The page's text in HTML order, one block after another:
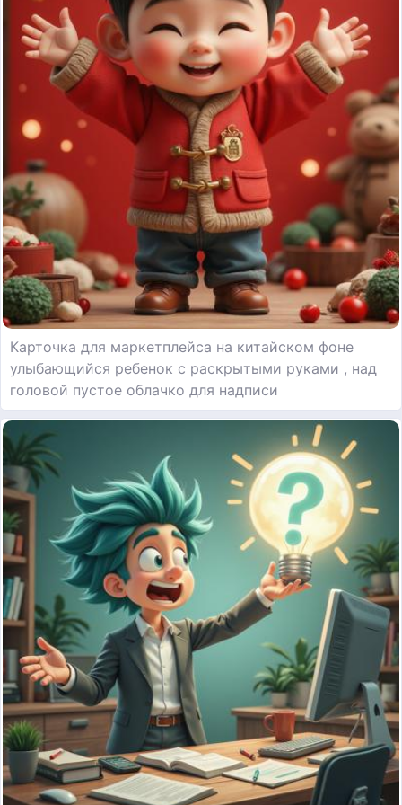
Карточка для маркетплейса на китайском фоне
улыбающийся ребенок с раскрытыми руками , над
головой пустое облачко для надписи